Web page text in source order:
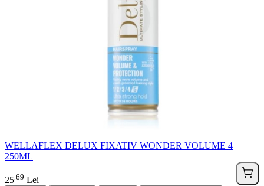
WELLAFLEX DELUX FIXATIV WONDER VOLUME 4
250ML
25 69 Lei